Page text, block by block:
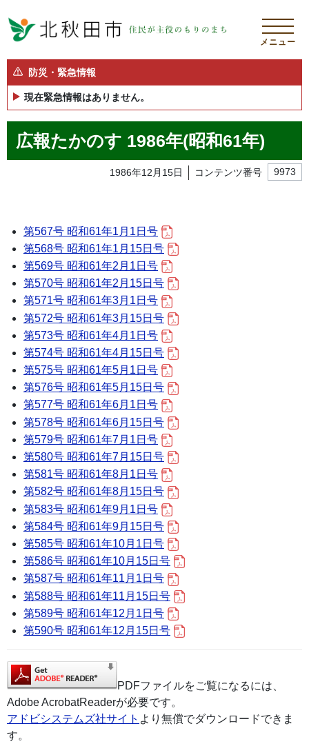
メニュー
防災・緊急情報
現在緊急情報はありません。
広報たかのす 1986年(昭和61年)
1986年12月15日 コンテンツ番号 9973
第567号 昭和61年1月1日号
第568号 昭和61年1月15日号
第569号 昭和61年2月1日号
第570号 昭和61年2月15日号
第571号 昭和61年3月1日号
第572号 昭和61年3月15日号
第573号 昭和61年4月1日号
第574号 昭和61年4月15日号
第575号 昭和61年5月1日号
第576号 昭和61年5月15日号
第577号 昭和61年6月1日号
第578号 昭和61年6月15日号
第579号 昭和61年7月1日号
第580号 昭和61年7月15日号
第581号 昭和61年8月1日号
第582号 昭和61年8月15日号
第583号 昭和61年9月1日号
第584号 昭和61年9月15日号
第585号 昭和61年10月1日号
第586号 昭和61年10月15日号
第587号 昭和61年11月1日号
第588号 昭和61年11月15日号
第589号 昭和61年12月1日号
第590号 昭和61年12月15日号
PDFファイルをご覧になるには、
Adobe AcrobatReaderが必要です。
アドビシステムズ社サイト より無償でダウンロードできま
す。